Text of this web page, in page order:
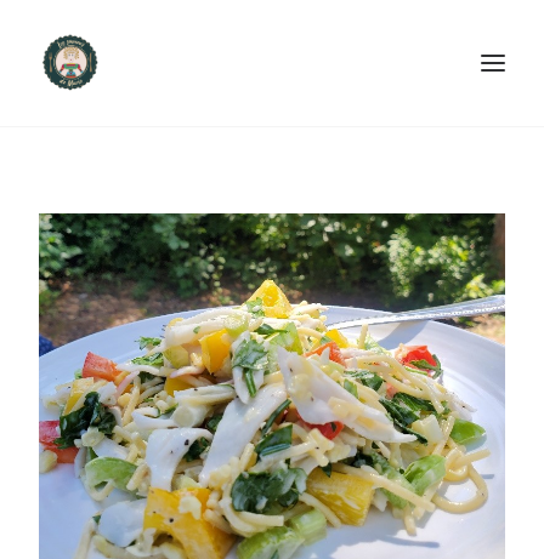
PRODUITS ET SERVICES
NOUS CONTACTER
RECETTES
FAQ
SEARCH